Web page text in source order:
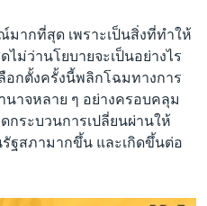
ากที่สุด เพราะเป็นสิ่งที่ทำให้
ม่ว่านโยบายจะเป็นอย่างไร
อกตั้งครั้งนี้พลิกโฉมทางการ
นาจหลาย ๆ อย่างครอบคลุม
กระบวนการเปลี่ยนผ่านให้
ฐสภามากขึ้น และเกิดขึ้นต่อ